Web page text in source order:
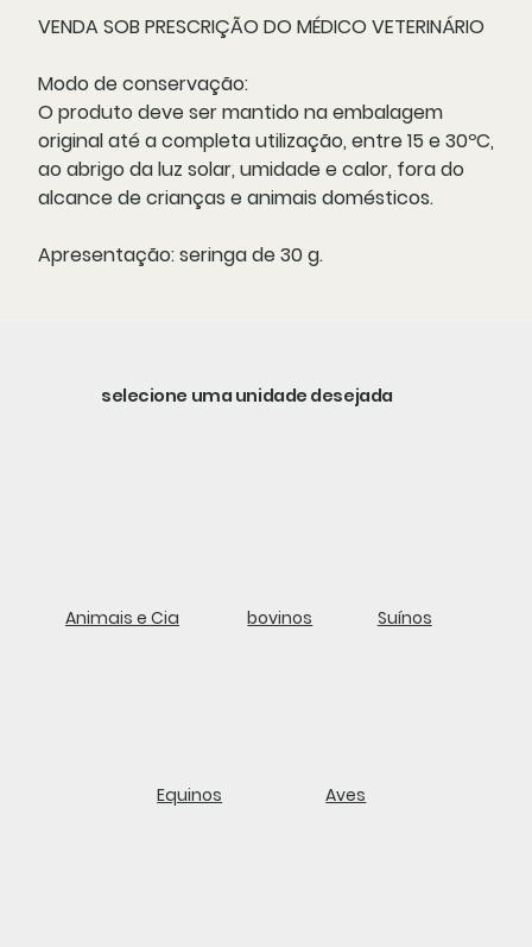
VENDA SOB PRESCRIÇÃO DO MÉDICO VETERINÁRIO
Modo de conservação:
O produto deve ser mantido na embalagem
original até a completa utilização, entre 15 e 30ºC,
ao abrigo da luz solar, umidade e calor, fora do
alcance de crianças e animais domésticos.
Apresentação:seringa de 30 g.
selecione uma unidade desejada
Animais e Cia
Equinos
bovinos
Aves
Suínos